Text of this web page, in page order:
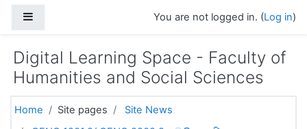
You are not logged in. (Log in)
Digital Learning Space - Faculty of
Humanities and Social Sciences
Home Site pages
Site News